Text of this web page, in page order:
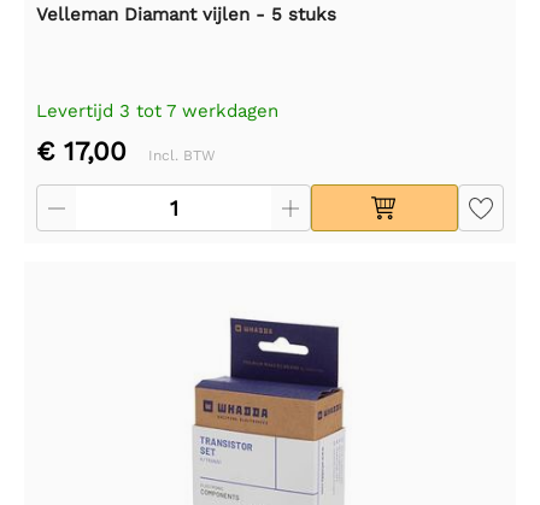
Velleman Diamant vijlen - 5 stuks
Levertijd 3 tot 7 werkdagen
€ 17,00 Incl. BTW